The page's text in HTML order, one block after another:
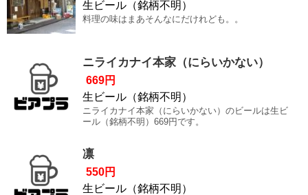
生ビール（銘柄不明）
料理の味はまあそんなにだけれども。。
ニライカナイ本家（にらいかない）
669円
生ビール（銘柄不明）
ニライカナイ本家（にらいかない）のビールは生ビ
ール（銘柄不明）669円です。
凛
550円
生ビール（銘柄不明）